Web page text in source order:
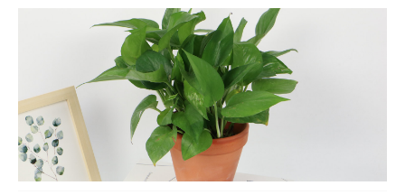
一次。3、叶面肥：将叶面肥兑水稀释，均匀向绿萝的叶片喷洒。
4、自制肥：绿萝也可以自制有机肥来施加，比如，淘米水、养鱼